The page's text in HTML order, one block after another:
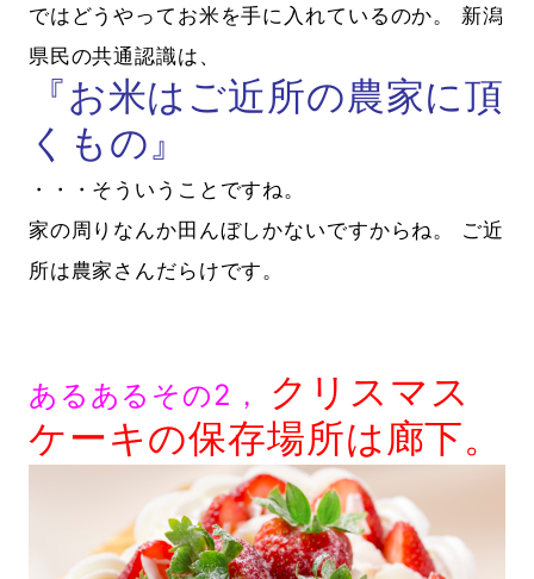
ではどうやってお米を手に入れているのか。 新潟
県民の共通認識は、
『お米はご近所の農家に頂
くもの』
・・・そういうことですね。
家の周りなんか田んぼしかないですからね。 ご近
所は農家さんだらけです。
あるあるその2，
クリスマス
ケーキの保存場所は廊下。